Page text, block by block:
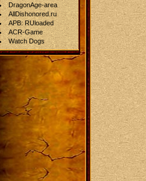
DragonAge-area
AllDishonored.ru
APB: RUloaded
ACR-Game
Watch Dogs